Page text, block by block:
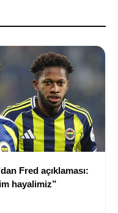
Fred açıklaması:
hayalimiz”